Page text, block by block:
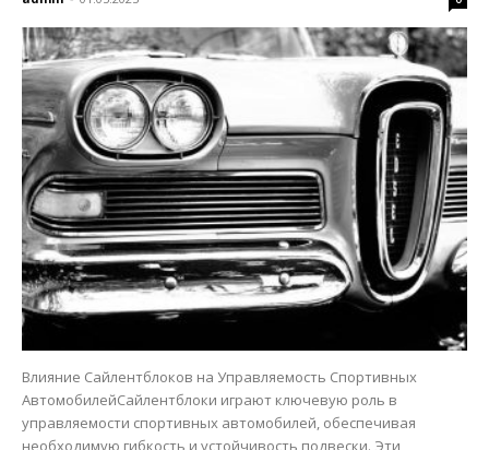
Влияние Сайлентблоков на Управляемость Спортивных
АвтомобилейСайлентблоки играют ключевую роль в
управляемости спортивных автомобилей, обеспечивая
необходимую гибкость и устойчивость подвески. Эти